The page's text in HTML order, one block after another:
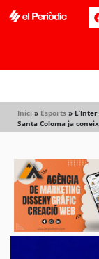
Inici » Esports »
Santa Coloma ja